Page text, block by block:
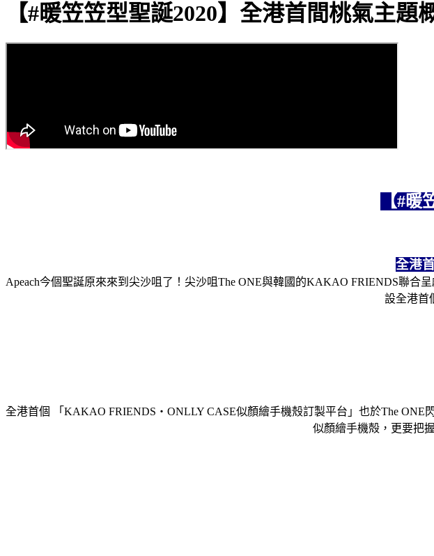
【#暖笠笠型聖誕2020】全港首間桃氣主題
【#暖
全港
Apeach今個聖誕原來來到尖沙咀了！尖沙咀The ONE與韓國的KAKAO FRIENDS聯合
設全港首
全港首個 「KAKAO FRIENDS‧ONLLY CASE似顏繪手機殼訂製平台」也於The
似顏繪手機殻，更要把